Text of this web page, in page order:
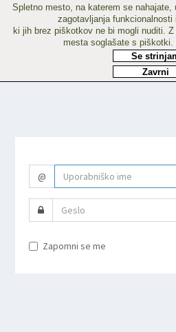
@
Zapomni se me
Spletno mesto, na katerem se nahajate,
zagotavljanja funkcionalnosti
ki jih brez piškotkov ne bi mogli nuditi.
mesta soglašate s piškotki.
Se
Zavrni